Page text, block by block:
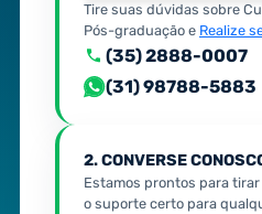
Tire suas dúvidas sobre
Pós-graduação e Realize
(35) 2888-0007
(31) 98788-5883
2. CONVERSE
Estamos prontos para
o suporte certo para